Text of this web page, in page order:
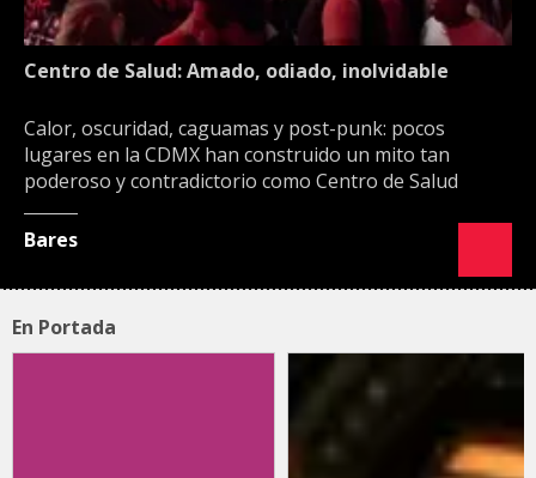
Centro de Salud: Amado, odiado, inolvidable
Calor, oscuridad, caguamas y post-punk: pocos
lugares en la CDMX han construido un mito tan
poderoso y contradictorio como Centro de Salud
Bares
En Portada